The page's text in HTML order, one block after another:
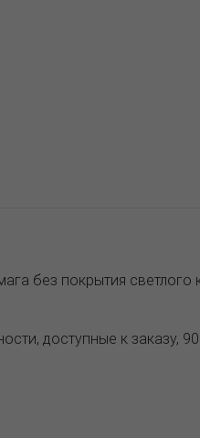
без покрытия светлого
доступные к заказу,